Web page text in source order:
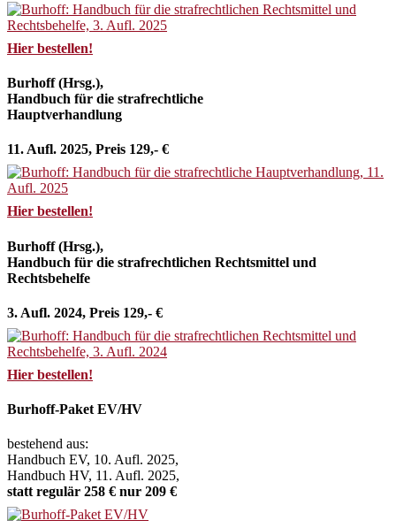
Hier bestellen!
Burhoff (Hrsg.),
Handbuch für die strafrechtliche
Hauptverhandlung
11. Aufl. 2025, Preis 129,- €
Hier bestellen!
Burhoff (Hrsg.),
Handbuch für die strafrechtlichen Rechtsmittel und
Rechtsbehelfe
3. Aufl. 2024, Preis 129,- €
Hier bestellen!
Burhoff-Paket EV/HV
bestehend aus:
Handbuch EV, 10. Aufl. 2025,
Handbuch HV, 11. Aufl. 2025,
statt regulär 258 € nur 209 €